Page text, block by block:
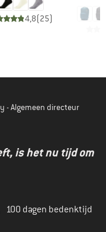
4,8(25)
- Algemeen directeur
is het nu tijd om
100 dagen bedenktijd